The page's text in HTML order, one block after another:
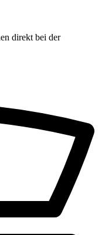
direkt bei der